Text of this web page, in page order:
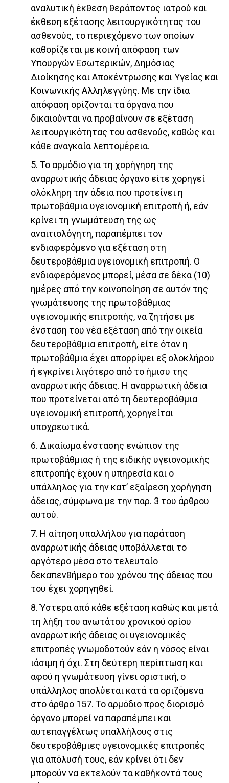
αναλυτική έκθεση θεράποντος ιατρού και
έκθεση εξέτασης λειτουργικότητας του
ασθενούς, το περιεχόμενο των οποίων
καθορίζεται με κοινή απόφαση των
Υπουργών Εσωτερικών, Δημόσιας
Διοίκησης και Αποκέντρωσης και Υγείας και
Κοινωνικής Αλληλεγγύης. Με την ίδια
απόφαση ορίζονται τα όργανα που
δικαιούνται να προβαίνουν σε εξέταση
λειτουργικότητας του ασθενούς, καθώς και
κάθε αναγκαία λεπτομέρεια.
5. Το αρμόδιο για τη χορήγηση της
αναρρωτικής άδειας όργανο είτε χορηγεί
ολόκληρη την άδεια που προτείνει η
πρωτοβάθμια υγειονομική επιτροπή ή, εάν
κρίνει τη γνωμάτευση της ως
αναιτιολόγητη, παραπέμπει τον
ενδιαφερόμενο για εξέταση στη
δευτεροβάθμια υγειονομική επιτροπή. Ο
ενδιαφερόμενος μπορεί, μέσα σε δέκα (10)
ημέρες από την κοινοποίηση σε αυτόν της
γνωμάτευσης της πρωτοβάθμιας
υγειονομικής επιτροπής, να ζητήσει με
ένσταση του νέα εξέταση από την οικεία
δευτεροβάθμια επιτροπή, είτε όταν η
πρωτοβάθμια έχει απορρίψει εξ ολοκλήρου
ή εγκρίνει λιγότερο από το ήμισυ της
αναρρωτικής άδειας. Η αναρρωτική άδεια
που προτείνεται από τη δευτεροβάθμια
υγειονομική επιτροπή, χορηγείται
υποχρεωτικά.
6. Δικαίωμα ένστασης ενώπιον της
πρωτοβάθμιας ή της ειδικής υγειονομικής
επιτροπής έχουν η υπηρεσία και ο
υπάλληλος για την κατ’ εξαίρεση χορήγηση
άδειας, σύμφωνα με την παρ. 3 του άρθρου
αυτού.
7. Η αίτηση υπαλλήλου για παράταση
αναρρωτικής άδειας υποβάλλεται το
αργότερο μέσα στο τελευταίο
δεκαπενθήμερο του χρόνου της άδειας που
του έχει χορηγηθεί.
8. Ύστερα από κάθε εξέταση καθώς και μετά
τη λήξη του ανωτάτου χρονικού ορίου
αναρρωτικής άδειας οι υγειονομικές
επιτροπές γνωμοδοτούν εάν η νόσος είναι
ιάσιμη ή όχι. Στη δεύτερη περίπτωση και
αφού η γνωμάτευση γίνει οριστική, ο
υπάλληλος απολύεται κατά τα οριζόμενα
στο άρθρο 157. Το αρμόδιο προς διορισμό
όργανο μπορεί να παραπέμπει και
αυτεπαγγέλτως υπαλλήλους στις
δευτεροβάθμιες υγειονομικές επιτροπές
για απόλυσή τους, εάν κρίνει ότι δεν
μπορούν να εκτελούν τα καθήκοντά τους